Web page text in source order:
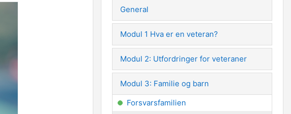
General
Modul 1 Hva er en veteran?
Modul 2: Utfordringer for veteraner
Modul 3: Familie og barn
Forsvarsfamilien